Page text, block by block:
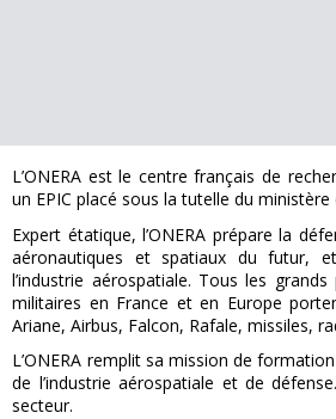
L’ONERA est le centre français de
un EPIC placé sous la tutelle du ministère
Expert étatique, l’ONERA prépare la
aéronautiques et spatiaux du futur,
l’industrie aérospatiale. Tous les
militaires en France et en Europe
Ariane, Airbus, Falcon, Rafale, missiles,
L’ONERA remplit sa mission de
de l’industrie aérospatiale et de
secteur.